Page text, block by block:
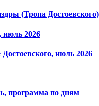
(Тропа Достоевского)
июль 2026
июль 2026
программа по дням